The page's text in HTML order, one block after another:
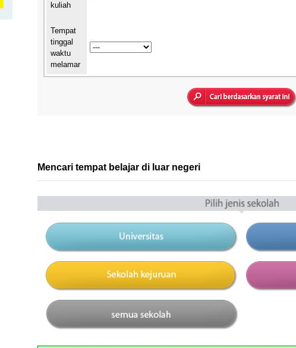
kuliah
Tempat
tinggal
waktu
melamar
Mencari tempat belajar di luar negeri